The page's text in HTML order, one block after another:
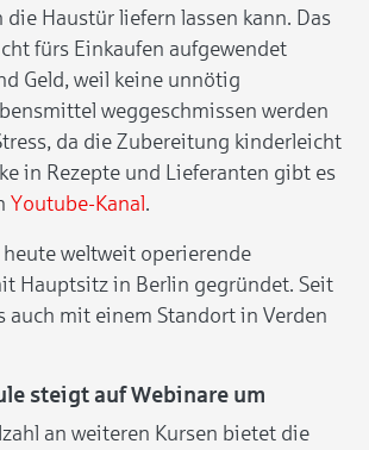
Haustür liefern lassen kann. Das
fürs Einkaufen aufgewendet
Geld, weil keine unnötig
weggeschmissen werden
da die Zubereitung kinderleicht
in Rezepte und Lieferanten gibt es
Youtube-Kanal.
weltweit operierende
Hauptsitz in Berlin gegründet. Seit
auch mit einem Standort in Verden
steigt auf Webinare um
an weiteren Kursen bietet die